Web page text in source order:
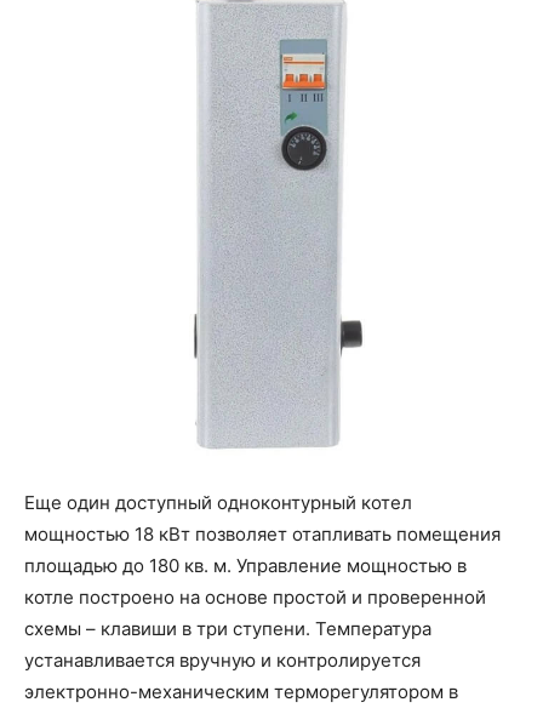
Еще один доступный одноконтурный котел
мощностью 18 кВт позволяет отапливать помещения
площадью до 180 кв. м. Управление мощностью в
котле построено на основе простой и проверенной
схемы – клавиши в три ступени. Температура
устанавливается вручную и контролируется
электронно-механическим терморегулятором в